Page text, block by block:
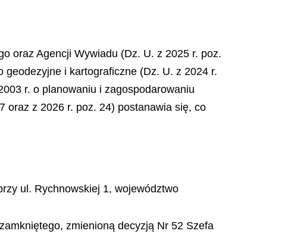
oraz Agencji Wywiadu (Dz. U. z 2025 r. poz.
i kartograficzne (Dz. U. z 2024 r.
r. o planowaniu i zagospodarowaniu
oraz z 2026 r. poz. 24) postanawia się, co
ul. Rychnowskiej 1, województwo
zmienioną decyzją Nr 52 Szefa